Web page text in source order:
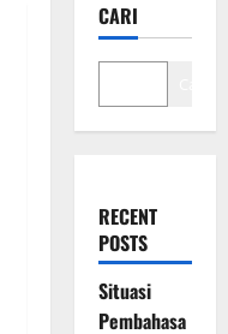
CARI
RECENT
POSTS
Situasi
Pembahasa